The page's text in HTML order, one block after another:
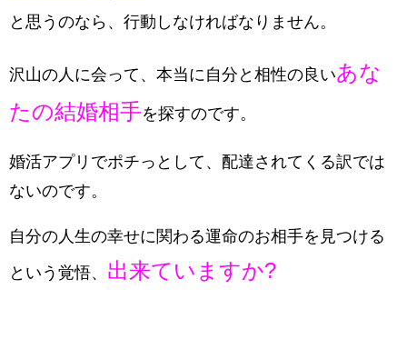
と思うのなら、行動しなければなりません。
沢山の人に会って、本当に自分と相性の良いあな
たの結婚相手を探すのです。
婚活アプリでポチっとして、配達されてくる訳では
ないのです。
自分の人生の幸せに関わる運命のお相手を見つける
という覚悟、 出来ていますか?